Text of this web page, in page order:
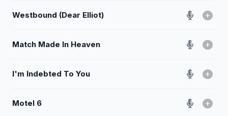
Westbound (Dear Elliot)
Match Made In Heaven
I'm Indebted To You
Motel 6